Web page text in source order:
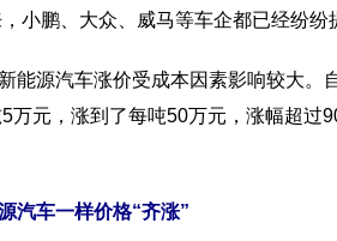
鹏、大众、威马等车企都已经纷纷
源汽车涨价受成本因素影响较大。
万元，涨到了每吨50万元，涨幅超
车一样价格“齐涨”